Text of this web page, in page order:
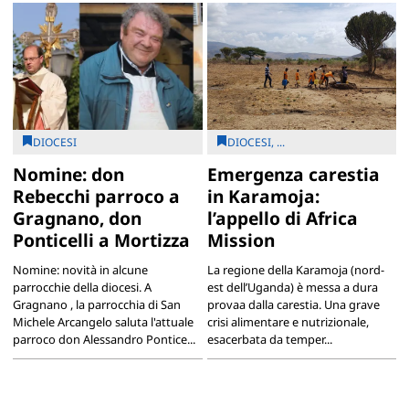
DIOCESI
Nomine: don
Rebecchi parroco a
Gragnano, don
Ponticelli a Mortizza
Nomine: novità in alcune
parrocchie della diocesi. A
Gragnano , la parrocchia di San
Michele Arcangelo saluta l'attuale
parroco don Alessandro Pontice...
DIOCESI, ...
Emergenza carestia
in Karamoja:
l’appello di Africa
Mission
La regione della Karamoja (nord-
est dell’Uganda) è messa a dura
provaa dalla carestia. Una grave
crisi alimentare e nutrizionale,
esacerbata da temper...